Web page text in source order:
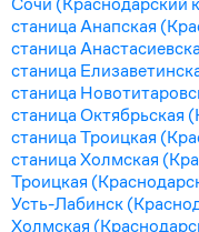
станица Анапская
станица
станица
станица
станица Октябрьская
станица Троицкая
станица Холмская
Троицкая
Усть-Лабинск
Холмская